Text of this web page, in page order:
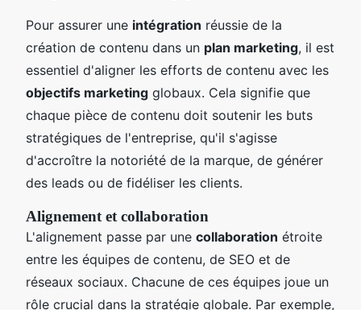
Pour assurer une intégration réussie de la
création de contenu dans un plan marketing, il est
essentiel d'aligner les efforts de contenu avec les
objectifs marketing globaux. Cela signifie que
chaque pièce de contenu doit soutenir les buts
stratégiques de l'entreprise, qu'il s'agisse
d'accroître la notoriété de la marque, de générer
des leads ou de fidéliser les clients.
Alignement et collaboration
L'alignement passe par une collaboration étroite
entre les équipes de contenu, de SEO et de
réseaux sociaux. Chacune de ces équipes joue un
rôle crucial dans la stratégie globale. Par exemple,